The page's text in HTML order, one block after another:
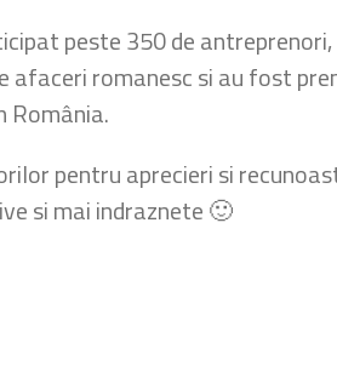
peste 350 de
afaceri romanesc si au fost
România.
pentru aprecieri si
si mai indraznete 🙂